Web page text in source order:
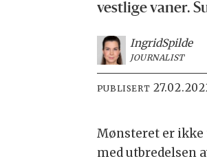
vestlige vaner.
IngridSpilde
JOURNALIST
PUBLISERT
Mønsteret er ikke
med utbredelsen